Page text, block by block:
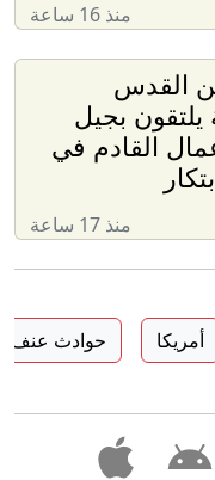
منذ 16 ساعة
القدس
يلتقون بجيل
القادم في
منذ 17 ساعة
أمريكا حوادث عنف